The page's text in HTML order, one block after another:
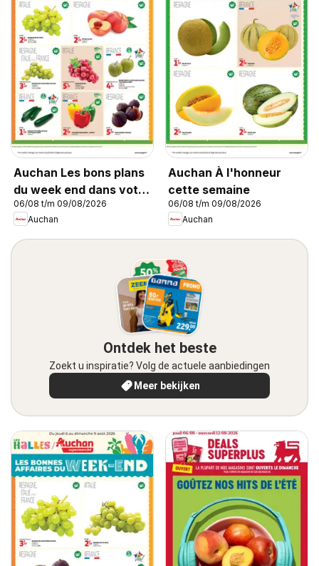
Auchan Les bons plans
du week end dans votre
hyper !
06/08 t/m 09/08/2026
Auchan
Auchan À l'honneur
cette semaine
06/08 t/m 09/08/2026
Auchan
Ontdek het beste
Zoekt u inspiratie? Volg de actuele aanbiedingen
Meer bekijken